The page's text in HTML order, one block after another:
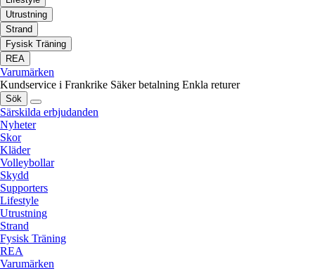
Utrustning
Strand
Fysisk Träning
REA
Varumärken
Kundservice i Frankrike Säker betalning Enkla returer
Sök
Särskilda erbjudanden
Nyheter
Skor
Kläder
Volleybollar
Skydd
Supporters
Lifestyle
Utrustning
Strand
Fysisk Träning
REA
Varumärken